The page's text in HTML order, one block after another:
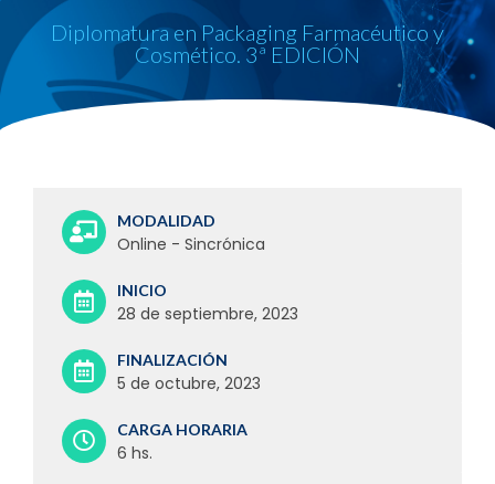
Diplomatura en Packaging Farmacéutico y
Cosmético. 3ª EDICIÓN
MODALIDAD
Online - Sincrónica
INICIO
28 de septiembre, 2023
FINALIZACIÓN
5 de octubre, 2023
CARGA HORARIA
6 hs.